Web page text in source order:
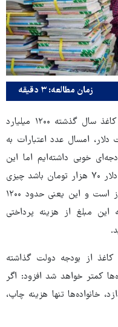
زمان مطالعه: ۳ دقیقه
علی لطیفی، با بیان اینکه اصل اعتبارات کاغذ سال گذشته ۱۲۰۰ میلیارد
امسال عدد اعتبارات به
خوبی داشته‌ایم اما این
مبلغ با نیاز تامین کاغذ، فاصله دارد. اگر دلار ۷۰ هزار تومان باشد چیزی
حدود ۳۰۰۰ میلیارد تومان اعتبار کاغذ نیاز است و این یعنی حدود ۱۲۰۰
این مبلغ از هزینه پرداختی
کاغذ از بودجه دولت گذاشته
کمتر خواهد شد افزود: اگر
خانواده‌ها تنها هزینه چاپ،